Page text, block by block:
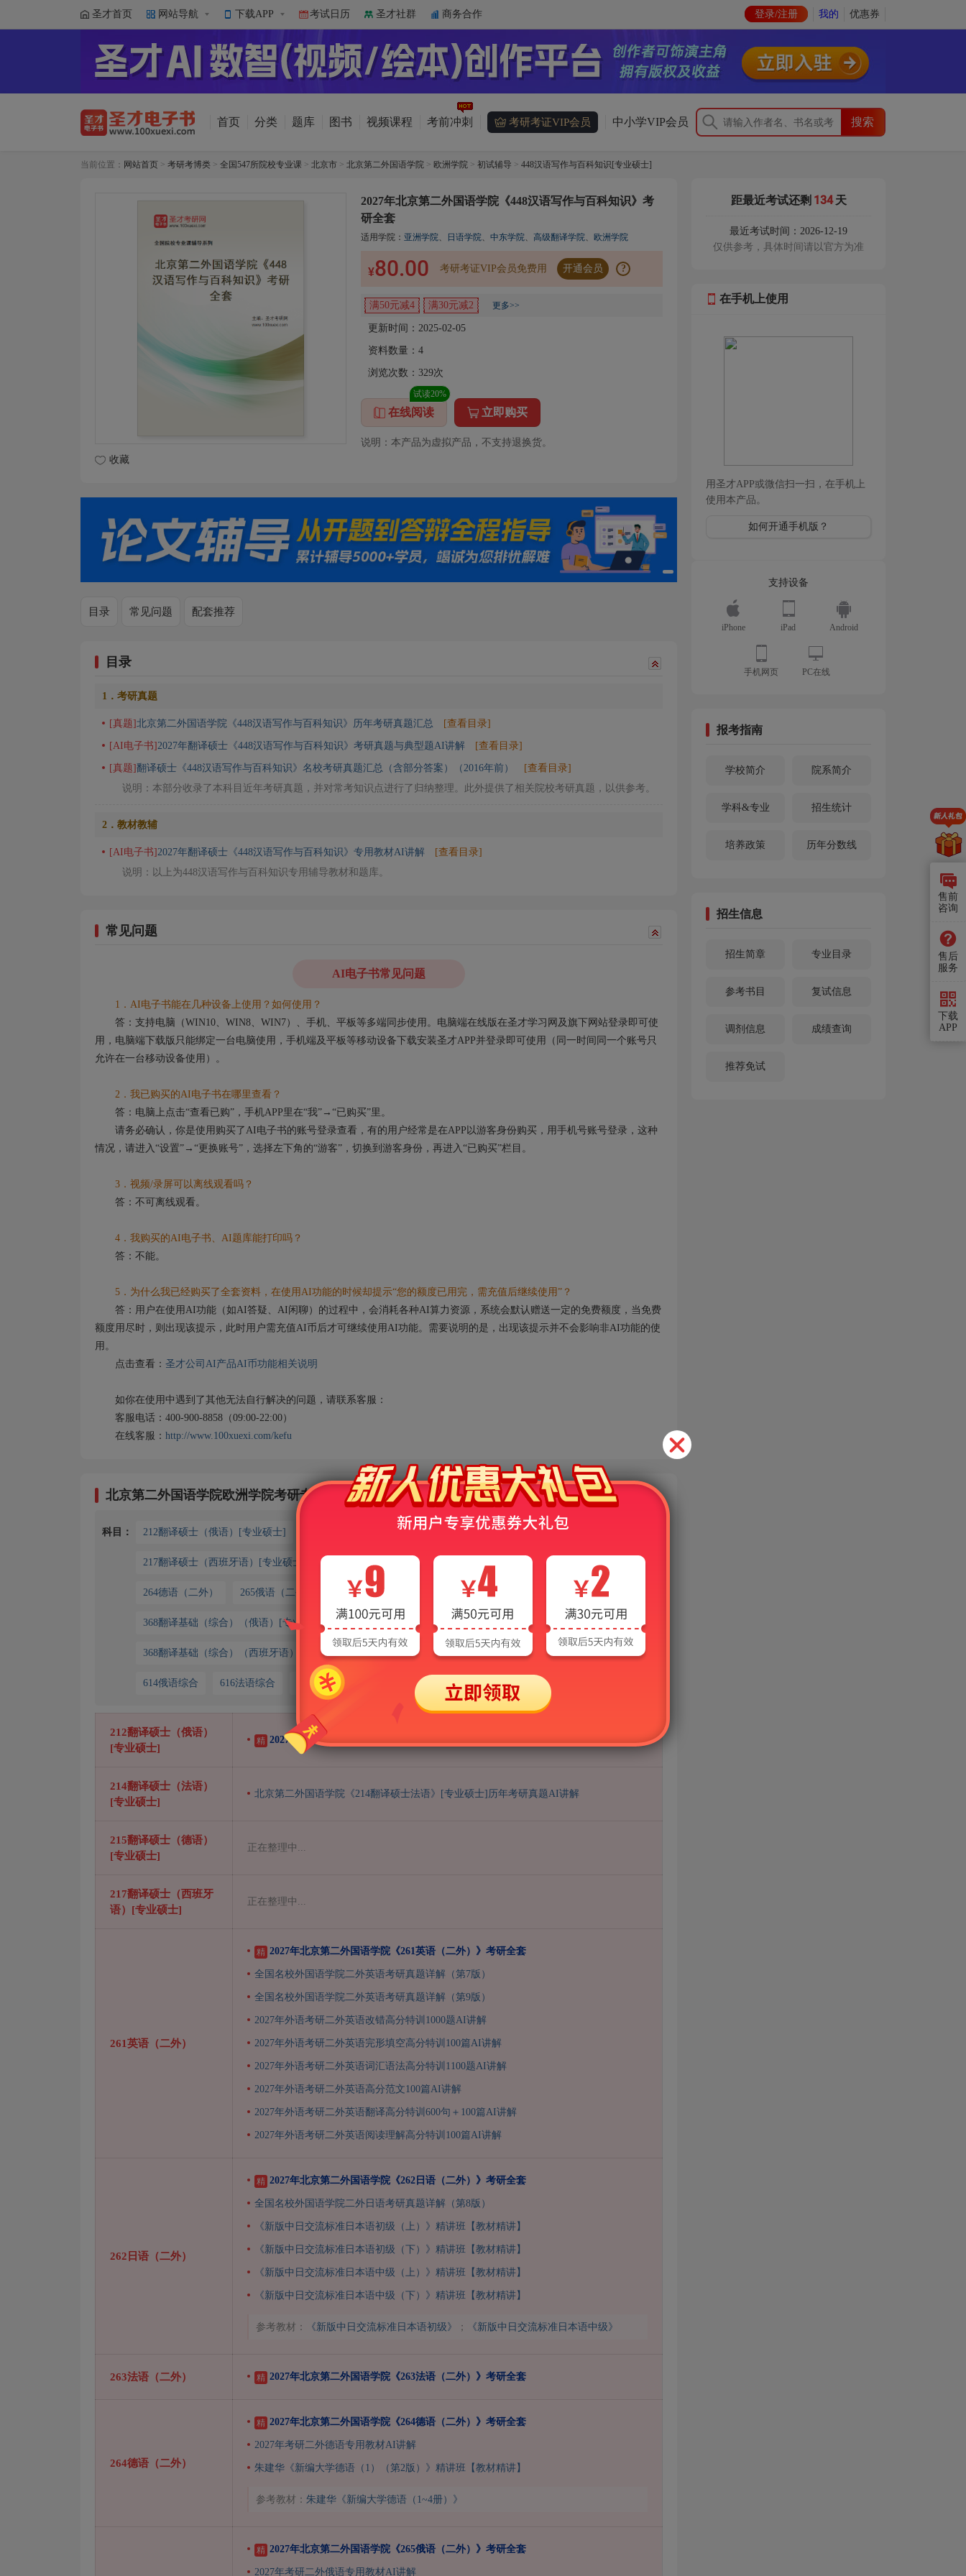
圣才首页 网站导航 下载APP 考试日历 圣才社群 商务合作 登录/注册 我的 优惠券
首页 分类 题库 图书 视频课程 考前冲刺 考研考证VIP会员 中小学VIP会员
当前位置： 网站首页 > 考研考博类 > 全国547所院校专业课 > 北京市 > 北京第二外国语学院 > 欧洲学院 > 初试辅导 > 448汉语写作与百科知识[专业硕士]
收藏
2027年北京第二外国语学院《448汉语写作与百科知识》考
研全套
适用学院： 亚洲学院、 日语学院、 中东学院、 高级翻译学院、 欧洲学院
¥80.00 考研考证VIP会员免费用 开通会员 ?
满50元减4 满30元减2 更多>>
更新时间：2025-02-05
资料数量： 4
浏览次数： 329次
在线阅读
试读20%
立即购买
说明：本产品为虚拟产品，不支持退换货。
目录 常见问题 配套推荐
目录
1．考研真题
[真题]北京第二外国语学院《448汉语写作与百科知识》历年考研真题汇总 [查看目录]
[AI电子书] 2027年翻译硕士《448汉语写作与百科知识》考研真题与典型题AI讲解 [查看目录]
[真题]翻译硕士《448汉语写作与百科知识》名校考研真题汇总（含部分答案）（2016年前）
[查看目录]
说明：本部分收录了本科目近年考研真题，并对常考知识点进行了归纳整理。此外提供了相关院校考研真题，以供参考。
2．教材教辅
[AI电子书] 2027年翻译硕士《448汉语写作与百科知识》专用教材AI讲解
[查看目录]
说明：以上为448汉语写作与百科知识专用辅导教材和题库。
常见问题
AI电子书常见问题
1．AI电子书能在几种设备上使用？如何使用？
答：支持电脑（WIN10、WIN8、WIN7）、手机、平板等多端同步使用。电脑端在线版在圣才学习网及旗下网站登录即可使
用，电脑端下载版只能绑定一台电脑使用，手机端及平板等移动设备下载安装圣才APP并登录即可使用（同一时间同一个账号只
允许在一台移动设备使用）。
2．我已购买的AI电子书在哪里查看？
答：电脑上点击“查看已购”，手机APP里在“我”→“已购买”里。
请务必确认，你是使用购买了AI电子书的账号登录查看，有的用户经常是在APP以游客身份购买，用手机号账号登录，这种
情况，请进入“设置”→“更换账号”，选择左下角的“游客”，切换到游客身份，再进入“已购买”栏目。
3．视频/录屏可以离线观看吗？
答：不可离线观看。
4．我购买的AI电子书、AI题库能打印吗？
答：不能。
5．为什么我已经购买了全套资料，在使用AI功能的时候却提示“您的额度已用完，需充值后继续使用”？
答：用户在使用AI功能（如AI答疑、AI闲聊）的过程中，会消耗各种AI算力资源，系统会默认赠送一定的免费额度，当免费
额度用尽时，则出现该提示，此时用户需充值AI币后才可继续使用AI功能。需要说明的是，出现该提示并不会影响非AI功能的使
用。
点击查看： 圣才公司AI产品AI币功能相关说明
如你在使用中遇到了其他无法自行解决的问题，请联系客服：
客服电话：400-900-8858（09:00-22:00）
在线客服： http://www.100xuexi.com/kefu
北京第二外国语学院欧洲学院考研专业课
科目： 212翻译硕士（俄语）[专业硕士] 214翻译硕士（法语）[专业硕士] 215翻译硕士（德语）[专业硕士]
217翻译硕士（西班牙语）[专业硕士] 262日语（二外） 263法语（二外）
264德语（二外） 265俄语（二外） 266西班牙语（二外） 368翻译基础（综合）（德语）[专业硕士]
368翻译基础（综合）（俄语）[专业硕士] 368翻译基础（综合）（法语）[专业硕士]
368翻译基础（综合）（西班牙语）[专业硕士] 448汉语写作与百科知识[专业硕士] 613西班牙语综合
614俄语综合 616法语综合 617德语综合 827通识外语写作
212翻译硕士（俄语）
[专业硕士]
精 2027年北京第二外国语学院欧洲学院《212翻译硕士俄语》考研全套
214翻译硕士（法语）
[专业硕士]
北京第二外国语学院《214翻译硕士法语》[专业硕士]历年考研真题AI讲解
215翻译硕士（德语）
[专业硕士]
正在整理中...
217翻译硕士（西班牙
语）[专业硕士]
正在整理中...
261英语（二外）
精 2027年北京第二外国语学院《261英语（二外）》考研全套
全国名校外国语学院二外英语考研真题详解（第7版）
全国名校外国语学院二外英语考研真题详解（第9版）
2027年外语考研二外英语改错高分特训1000题AI讲解
2027年外语考研二外英语完形填空高分特训100篇AI讲解
2027年外语考研二外英语词汇语法高分特训1100题AI讲解
2027年外语考研二外英语高分范文100篇AI讲解
2027年外语考研二外英语翻译高分特训600句＋100篇AI讲解
2027年外语考研二外英语阅读理解高分特训100篇AI讲解
262日语（二外）
精 2027年北京第二外国语学院《262日语（二外）》考研全套
全国名校外国语学院二外日语考研真题详解（第8版）
《新版中日交流标准日本语初级（上）》精讲班【教材精讲】
《新版中日交流标准日本语初级（下）》精讲班【教材精讲】
《新版中日交流标准日本语中级（上）》精讲班【教材精讲】
《新版中日交流标准日本语中级（下）》精讲班【教材精讲】
参考教材： 《新版中日交流标准日本语初级》 ； 《新版中日交流标准日本语中级》
263法语（二外） 精 2027年北京第二外国语学院《263法语（二外）》考研全套
264德语（二外）
精 2027年北京第二外国语学院《264德语（二外）》考研全套
2027年考研二外德语专用教材AI讲解
朱建华《新编大学德语（1）（第2版）》精讲班【教材精讲】
参考教材： 朱建华《新编大学德语（1~4册）》
精 2027年北京第二外国语学院《265俄语（二外）》考研全套
2027年考研二外俄语专用教材AI讲解
距最近考试还剩 134 天
最近考试时间：2026-12-19
仅供参考，具体时间请以官方为准
在手机上使用
用圣才APP或微信扫一扫，在手机上
使用本产品。
如何开通手机版？
支持设备
iPhone iPad Android
手机网页 PC在线
报考指南
学校简介 院系简介
学科&专业 招生统计
培养政策 历年分数线
招生信息
招生简章 专业目录
参考书目 复试信息
调剂信息 成绩查询
推荐免试
售前
咨询
售后
服务
下载
APP